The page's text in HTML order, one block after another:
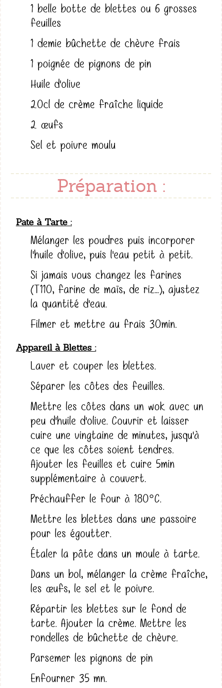
1 belle botte de blettes ou 6 grosses
feuilles
1 demie bûchette de chèvre frais
1 poignée de pignons de pin
Huile d'olive
20cl de crème fraîche liquide
2 œufs
Sel et poivre moulu
Préparation :
Pate à Tarte
Mélanger les poudres puis incorporer
l'huile d'olive, puis l'eau petit à petit.
Si jamais vous changez les farines
(T110, farine de maïs, de riz...), ajustez
la quantité d'eau.
Filmer et mettre au frais 30min.
Appareil à Blettes
Laver et couper les blettes.
Séparer les côtes des feuilles.
Mettre les côtes dans un wok avec un
peu d'huile d'olive. Couvrir et laisser
cuire une vingtaine de minutes, jusqu'à
ce que les côtes soient tendres.
Ajouter les feuilles et cuire 5min
supplémentaire à couvert.
Préchauffer le four à 180°C.
Mettre les blettes dans une passoire
pour les égoutter.
Étaler la pâte dans un moule à tarte.
Dans un bol, mélanger la crème fraîche,
les œufs, le sel et le poivre.
Répartir les blettes sur le fond de
tarte. Ajouter la crème. Mettre les
rondelles de bûchette de chèvre.
Parsemer les pignons de pin
Enfourner 35 mn.